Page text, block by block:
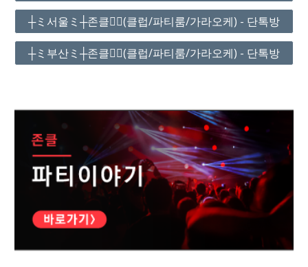
┼ミ서울ミ┼존클❤️‍🔥(클럽/파티룸/가라오케) - 단톡방
┼ミ부산ミ┼존클❤️‍🔥(클럽/파티룸/가라오케) - 단톡방